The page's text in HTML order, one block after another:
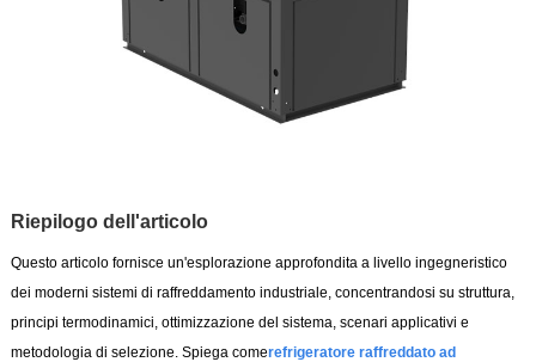
Riepilogo dell'articolo
Questo articolo fornisce un'esplorazione approfondita a livello ingegneristico
dei moderni sistemi di raffreddamento industriale, concentrandosi su struttura,
principi termodinamici, ottimizzazione del sistema, scenari applicativi e
metodologia di selezione. Spiega comerefrigeratore raffreddato ad